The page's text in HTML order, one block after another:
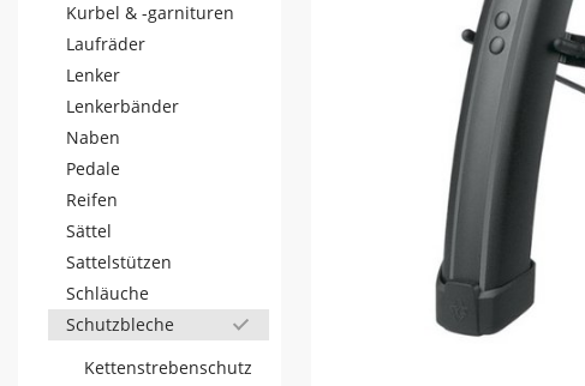
Kurbel & -garnituren
Laufräder
Lenker
Lenkerbänder
Naben
Pedale
Reifen
Sättel
Sattelstützen
Schläuche
Schutzbleche
Kettenstrebenschutz